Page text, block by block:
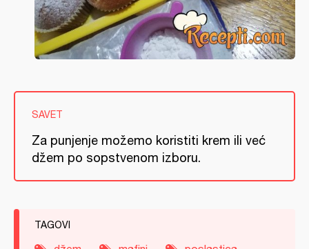
SAVET
Za punjenje možemo koristiti krem ili već
džem po sopstvenom izboru.
TAGOVI